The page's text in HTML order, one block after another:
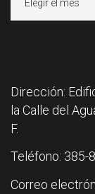
Dirección:
la Calle del
F.
Teléfono: 385-
Correo